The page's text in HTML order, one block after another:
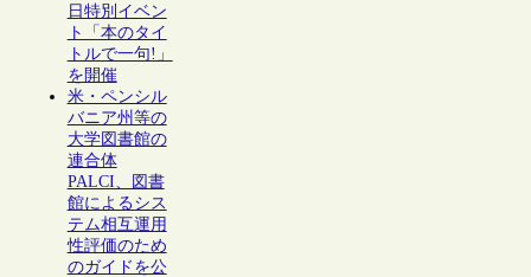
日特別イベン
ト「本のタイ
トルで一句!」
を開催
米・ペンシル
バニア州等の
大学図書館の
連合体
PALCI、図書
館によるシス
テム相互運用
性評価のため
のガイドを公